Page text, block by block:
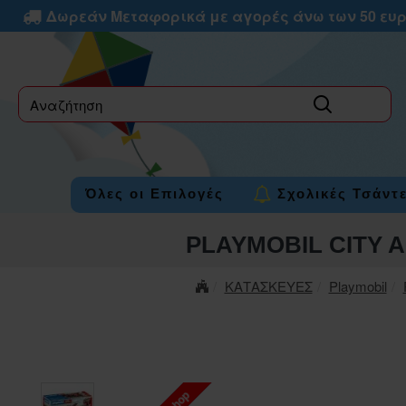
Δωρεάν Μεταφορικά με αγορές άνω των 50
label
Όλες οι Επιλογές Σχολικές
ΚΑΤΑΣΚΕΥΕΣ Playmobil
PLAYMOBIL